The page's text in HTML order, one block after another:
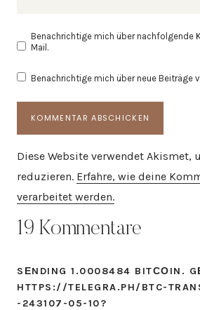
Benachrichtige mich über nachfolgende
Mail.
Benachrichtige mich über neue Beiträge
Diese Website verwendet Akismet,
reduzieren. Erfahre, wie deine
verarbeitet werden.
19 Kommentare
SЕNDING 1.0008484 BITСОIN.
HTTPS://TELEGRA.PH/BTC-
-243107-05-10?